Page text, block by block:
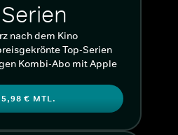
nach dem Kino
Top-Serien
Kombi-Abo mit Apple
€ MTL.